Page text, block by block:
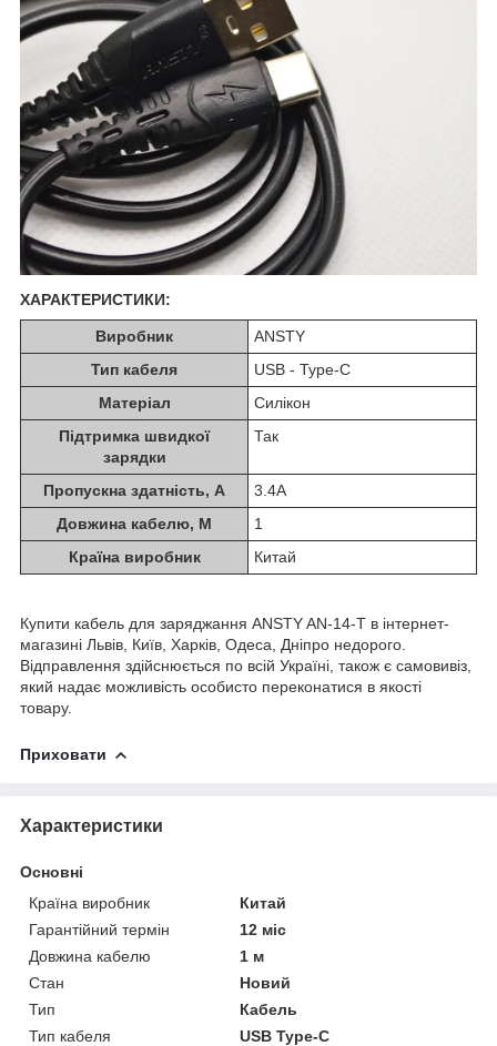
ХАРАКТЕРИСТИКИ:
Виробник
ANSTY
Тип кабеля
USB - Type-C
Матеріал
Силікон
Підтримка швидкої
зарядки
Так
Пропускна здатність, А
3.4A
Довжина кабелю, М
1
Країна виробник
Китай
Купити кабель для заряджання ANSTY AN-14-T в інтернет-
магазині Львів, Київ, Харків, Одеса, Дніпро недорого.
Відправлення здійснюється по всій Україні, також є самовивіз,
який надає можливість особисто переконатися в якості
товару.
Приховати
Характеристики
Основні
Країна виробник
Китай
Гарантійний термін
12 міс
Довжина кабелю
1 м
Стан
Новий
Тип
Кабель
Тип кабеля
USB Type-C